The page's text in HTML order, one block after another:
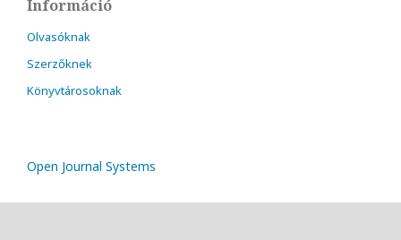
Információ
Olvasóknak
Szerzőknek
Könyvtárosoknak
Open Journal Systems